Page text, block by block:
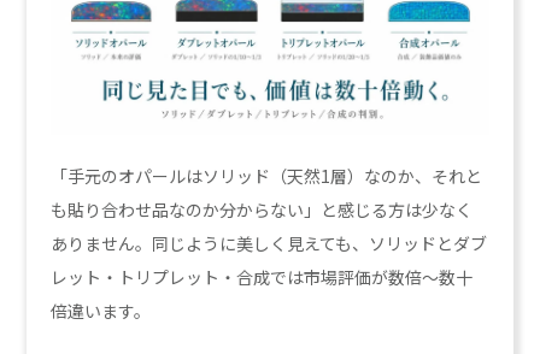
「手元のオパールはソリッド（天然1層）なのか、それと
も貼り合わせ品なのか分からない」と感じる方は少なく
ありません。同じように美しく見えても、ソリッドとダブ
レット・トリプレット・合成では市場評価が数倍〜数十
倍違います。